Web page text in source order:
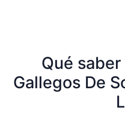
Qué
Gallegos De